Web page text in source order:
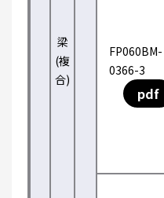
梁
(複
合)
FP060BM-
0366-3
pdf